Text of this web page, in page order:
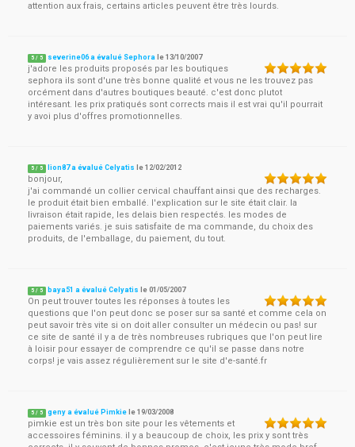
attention aux frais, certains articles peuvent être très lourds.
5 / 5 severine06 a évalué Sephora le13/10/2007
j'adore les produits proposés par les boutiques
sephora ils sont d'une très bonne qualité et vous ne les trouvez pas
orcément dans d'autres boutiques beauté. c'est donc plutot
intéresant. les prix pratiqués sont corrects mais il est vrai qu'il pourrait
y avoi plus d'offres promotionnelles.
5 / 5 lion87 a évalué Celyatis le12/02/2012
bonjour,
j'ai commandé un collier cervical chauffant ainsi que des recharges.
le produit était bien emballé. l'explication sur le site était clair. la
livraison était rapide, les delais bien respectés. les modes de
paiements variés. je suis satisfaite de ma commande, du choix des
produits, de l'emballage, du paiement, du tout.
5 / 5 baya51 a évalué Celyatis le01/05/2007
On peut trouver toutes les réponses à toutes les
questions que l'on peut donc se poser sur sa santé et comme cela on
peut savoir très vite si on doit aller consulter un médecin ou pas! sur
ce site de santé il y a de très nombreuses rubriques que l'on peut lire
à loisir pour essayer de comprendre ce qu'il se passe dans notre
corps! je vais assez régulièrement sur le site d'e-santé.fr
5 / 5 geny a évalué Pimkie le19/03/2008
pimkie est un très bon site pour les vêtements et
accessoires féminins. il y a beaucoup de choix, les prix y sont très